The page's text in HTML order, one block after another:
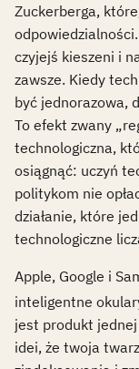
Zuckerberga,
czyjejś kieszeni i
zawsze. Kiedy
być jednorazowa,
To efekt zwany
technologiczna,
osiągnąć: uczyń
politykom nie
działanie, które
technologiczne
Apple, Google i
inteligentne
jest produkt jednej
idei, że twoja